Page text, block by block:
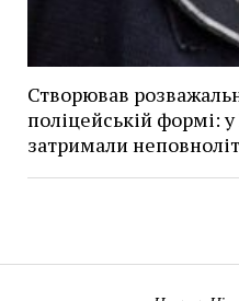
Створював
поліцейській формі:
затримали